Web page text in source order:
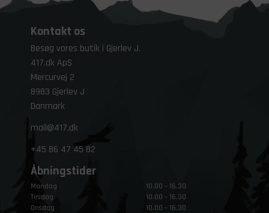
Kontakt os
Besøg vores butik i Gjerlev J.
417.dk ApS
Mercurvej 2
8983 Gjerlev J
Danmark
mail@417.dk
+45 86 47 45 82
Åbningstider
Mandag
10.00 – 16.30
Tirsdag
10.00 – 16.30
Onsdag
10.00 – 16.30